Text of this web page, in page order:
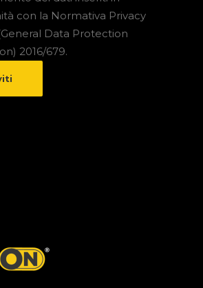
con la Normativa Privacy
Data Protection
2016/679.